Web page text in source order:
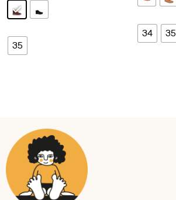
35
34 35